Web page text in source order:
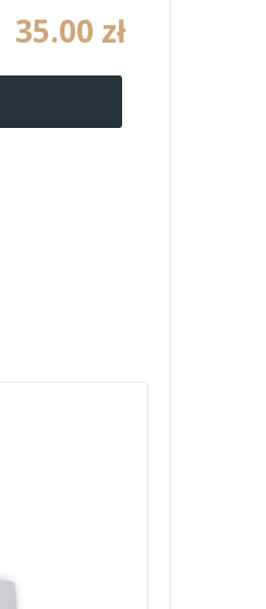
35.00 zł